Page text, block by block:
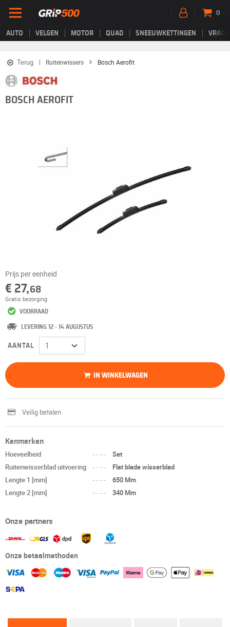
AUTO VELGEN MOTOR QUAD SNEEUWKETTINGEN
0
Terug Ruitenwissers Bosch Aerofit
BOSCH AEROFIT
Prijs per eenheid
€ 27,68
Gratis bezorging
VOORRAAD
LEVERING 12 - 14 AUGUSTUS
AANTAL
IN WINKELWAGEN
Veilig betalen
Kenmerken
Hoeveelheid ----
Set
Ruitenwisserblad uitvoering
----
Flat blade wisserblad
Lengte 1 [mm]
----
650 Mm
Lengte 2 [mm]
---- 340 Mm
Onze partners
Onze betaalmethoden